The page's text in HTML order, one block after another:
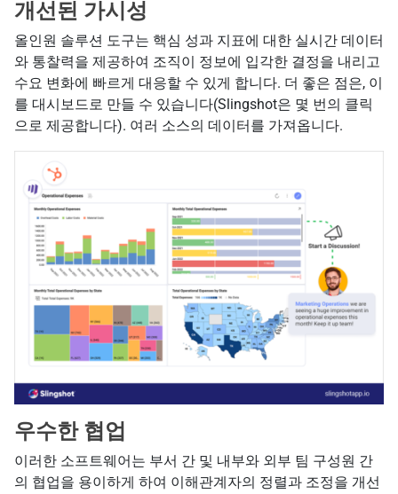
개선된 가시성
올인원 솔루션 도구는 핵심 성과 지표에 대한 실시간 데이터
와 통찰력을 제공하여 조직이 정보에 입각한 결정을 내리고
수요 변화에 빠르게 대응할 수 있게 합니다. 더 좋은 점은, 이
를 대시보드로 만들 수 있습니다(Slingshot은 몇 번의 클릭
으로 제공합니다). 여러 소스의 데이터를 가져옵니다.
우수한 협업
이러한 소프트웨어는 부서 간 및 내부와 외부 팀 구성원 간
의 협업을 용이하게 하여 이해관계자의 정렬과 조정을 개선